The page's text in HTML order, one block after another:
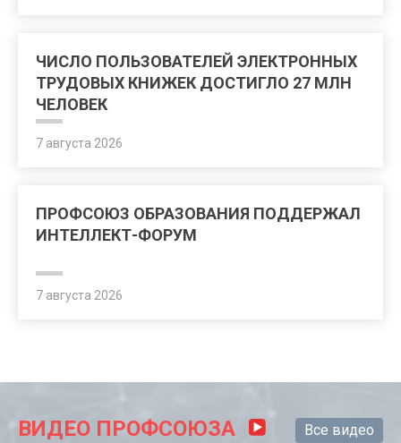
ЧИСЛО ПОЛЬЗОВАТЕЛЕЙ ЭЛЕКТРОННЫХ
ТРУДОВЫХ КНИЖЕК ДОСТИГЛО 27 МЛН
ЧЕЛОВЕК
7 августа 2026
ПРОФСОЮЗ ОБРАЗОВАНИЯ ПОДДЕРЖАЛ
ИНТЕЛЛЕКТ-ФОРУМ
7 августа 2026
ВИДЕО ПРОФСОЮЗА Все видео